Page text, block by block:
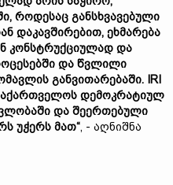
როდესაც განსხვავებული
დაკავშირებით, ეხმარება
კონსტრუქციულად და
და წვლილი
განვითარებაში. IRI
დემოკრატიულ
და შეერთებული
უჭერს მათ“, - აღნიშნა